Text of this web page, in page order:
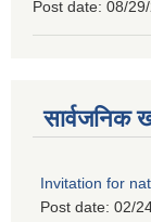
Post date: 08/
सार्वजनिक
Invitation for
Post date: 02/